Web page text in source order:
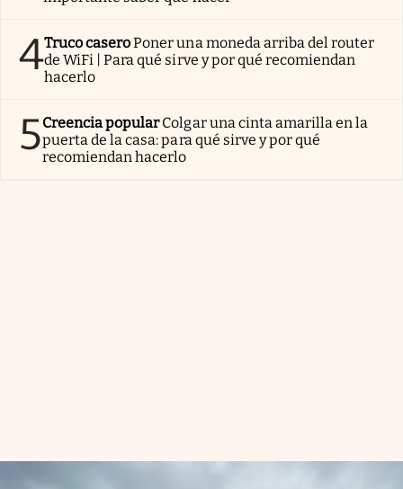
4Truco caseroPoner una moneda arriba del router
de WiFi | Para qué sirve y por qué recomiendan
hacerlo
5Creencia popularColgar una cinta amarilla en la
puerta de la casa: para qué sirve y por qué
recomiendan hacerlo